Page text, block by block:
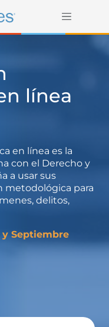
línea
en línea es la
con el Derecho y
a usar sus
metodológica para
delitos,
y Septiembre